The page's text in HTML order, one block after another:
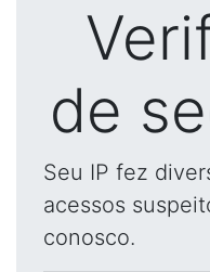
de
Seu IP fez
acessos
conosco.